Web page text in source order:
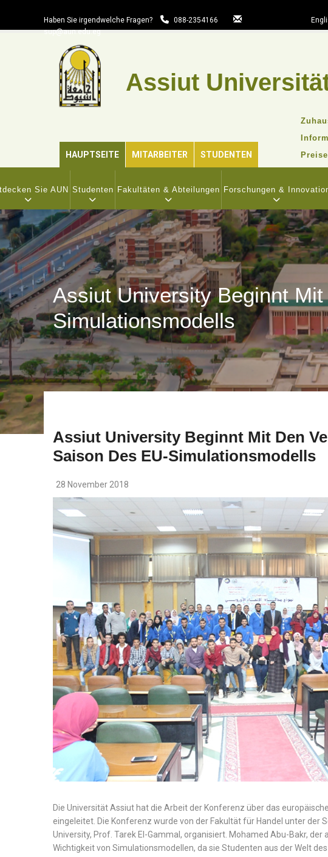
Haben Sie irgendwelche Fragen?
088-2354166
sup@aun.edu.eg
Assiut
HAUPTSEITE MITARBEITER STUDENTEN
TOP
MENU
Sie AUN Studenten Fakultäten & Abteilungen Forschungen &
Assiut University Beginnt
Simulationsmodells
Assiut University Beginnt Mit Den
Saison Des EU-Simulationsmodells
28 November 2018
Die Universität Assiut hat die Arbeit der Konferenz über das
eingeleitet. Die Konferenz wurde von der Fakultät für Handel unter der
University, Prof. Tarek El-Gammal, organisiert. Mohamed Abu-Bakr,
Wichtigkeit von Simulationsmodellen, da sie Studenten aus der Welt